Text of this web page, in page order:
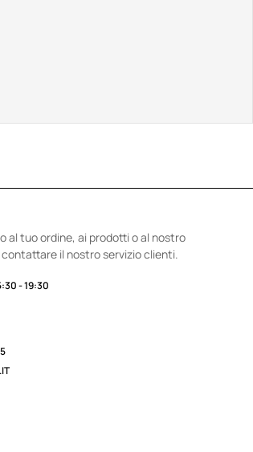
al tuo ordine, ai prodotti o al nostro
il nostro servizio clienti.
- 19:30